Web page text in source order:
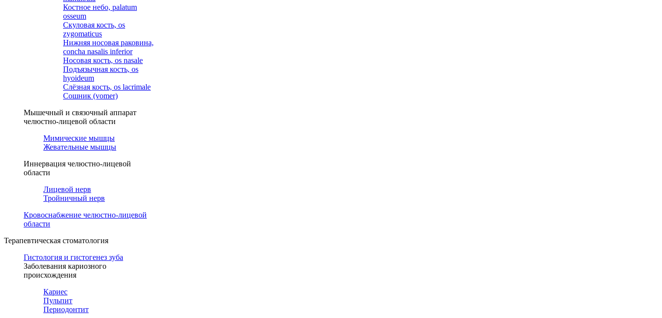
Костное небо, palatum
osseum
Скуловая кость, os
zygomaticus
Нижняя носовая раковина,
concha nasalis inferior
Носовая кость, os nasale
Подъязычная кость, os
hyoideum
Слёзная кость, os lacrimale
Сошник (vomer)
Мышечный и связочный аппарат
челюстно-лицевой области
Мимические мышцы
Жевательные мышцы
Иннервация челюстно-лицевой
области
Лицевой нерв
Тройничный нерв
Кровоснабжение челюстно-лицевой
области
Терапевтическая стоматология
Гистология и гистогенез зуба
Заболевания кариозного
происхождения
Кариес
Пульпит
Периодонтит